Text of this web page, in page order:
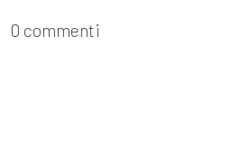
[24]
0 commenti